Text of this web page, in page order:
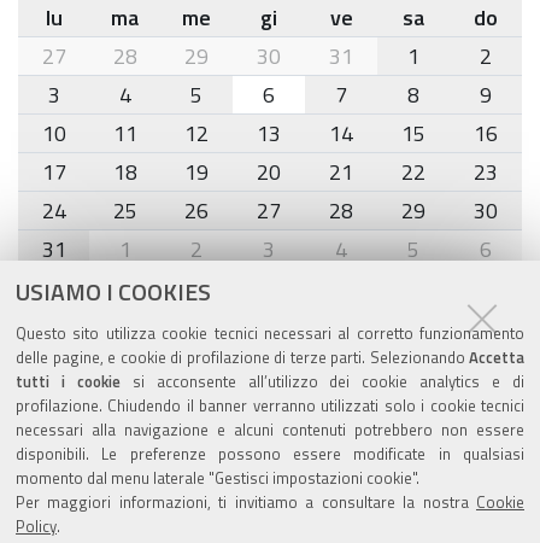
USIAMO I COOKIES
Questo sito utilizza cookie tecnici necessari al corretto funzionamento
delle pagine, e cookie di profilazione di terze parti. Selezionando Accetta
tutti i cookiesi acconsente all’utilizzo dei cookie analytics e di
profilazione. Chiudendo il banner verranno utilizzati solo i cookie tecnici
necessari alla navigazione e alcuni contenuti potrebbero non essere
disponibili. Le preferenze possono essere modificate in qualsiasi
momento dal menu laterale "Gestisci impostazioni cookie".
Per maggiori informazioni, ti invitiamo a consultare la nostra Cookie
Policy.
month-
8
lu ma me gi ve sa
do
27
28 29 30 31 1
2
3
4 5 6 7 8
9
10
11 12 13 14 15
16
17
18 19 20 21 22
23
24
25 26 27 28 29
30
31
1 2 3 4 5 6
Agenda eventi
torna alla sezione
Valuta questo sito